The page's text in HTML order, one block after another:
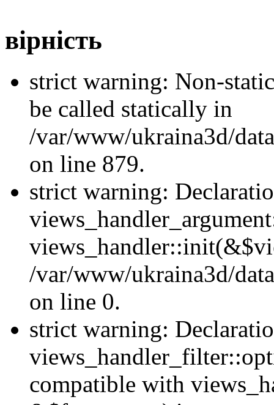
вірність
strict warning: Non-
be called statically in
/var/www/ukraina3d/
on line 879.
strict warning:
/var/www/ukraina3d/
on line 0.
strict warning:
compatible with